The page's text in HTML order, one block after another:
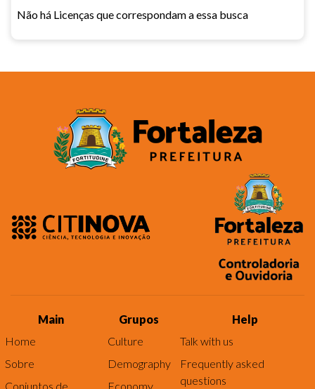
Não há Licenças que correspondam a essa busca
Main
Home
Sobre
Conjuntos de
Grupos
Culture
Demography
Economy
Help
Talk with us
Frequently asked
questions